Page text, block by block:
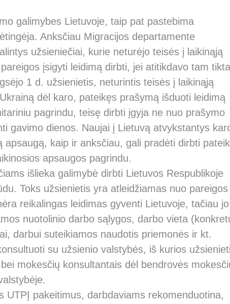
galimybes Lietuvoje, taip pat pastebima
Anksčiau Migracijos departamente
užsieniečiai, kurie neturėjo teisės į laikinąją
įsigyti leidimą dirbti, jei atitikdavo tam
1 d. užsienietis, neturintis teisės į laikinąją
dėl karo, pateikęs prašymą išduoti leidimą
pagrindu, teisę dirbti įgyja ne nuo prašymo
gavimo dienos. Naujai į Lietuvą atvykstantys
apsaugą, kaip ir anksčiau, gali pradėti dirbti
apsaugos pagrindu.
išlieka galimybė dirbti Lietuvos Respublikoje
Toks užsienietis yra atleidžiamas nuo pareigos
reikalingas leidimas gyventi Lietuvoje, tačiau jo
nuotolinio darbo sąlygos, darbo vieta
darbui suteikiamos naudotis priemonės ir kt.
su užsienio valstybės, iš kurios
mokesčių konsultantais dėl bendrovės
UTPĮ pakeitimus, darbdaviams rekomenduotina,